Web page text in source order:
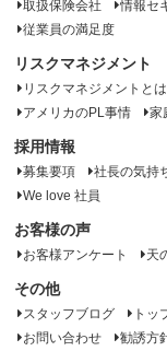
取扱保険会社
情報セ
従業員の満足度
リスクマネジメント
リスクマネジメントとは
アメリカのPL事情
家
採用情報
募集要項 社長の気持
We love 社員
お客様の声
お客様アンケート 天
その他
スタッフブログ トッ
お問い合わせ
勧誘方